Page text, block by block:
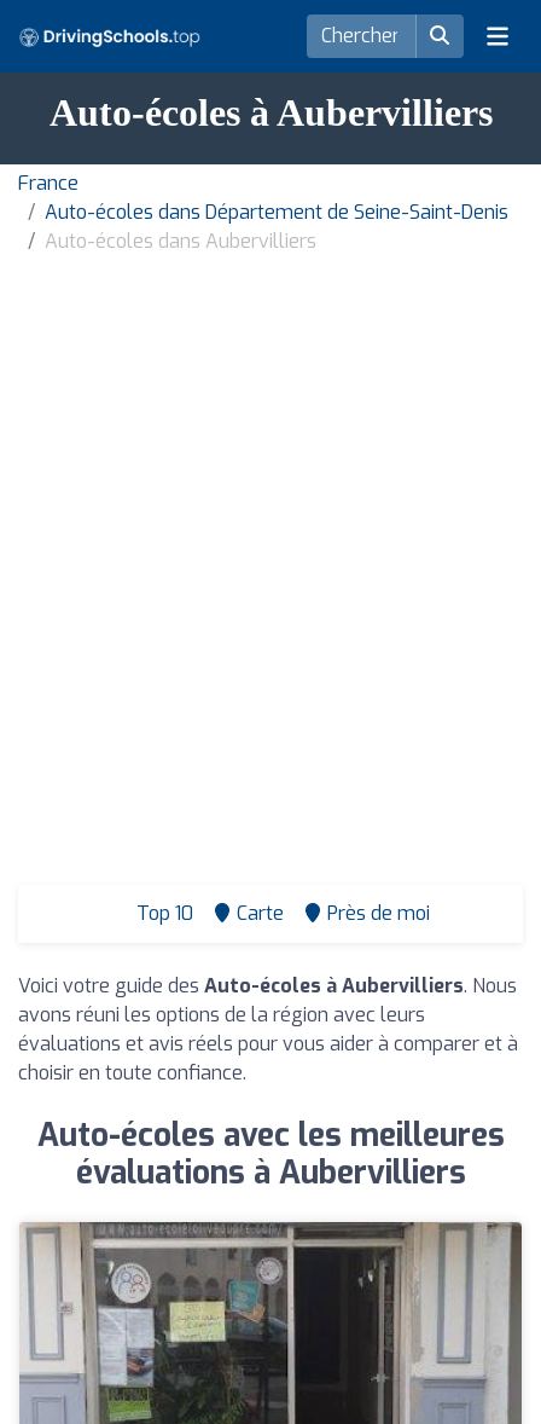
Auto-écoles à Aubervilliers
France
Auto-écoles dans Département de Seine-Saint-Denis
Auto-écoles dans Aubervilliers
Top 10 Carte Près de moi
Voici votre guide des Auto-écoles à Aubervilliers. Nous
avons réuni les options de la région avec leurs
évaluations et avis réels pour vous aider à comparer et à
choisir en toute confiance.
Auto-écoles avec les meilleures
évaluations à Aubervilliers